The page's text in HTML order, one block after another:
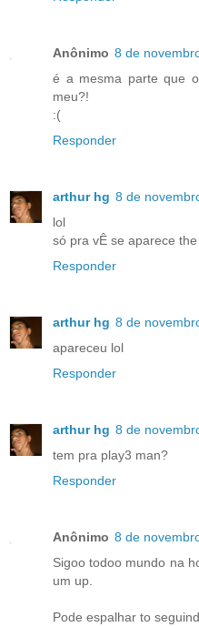
Anônimo 8 de
é a mesma parte que
meu?!
:(
Responder
arthur hg 8 de
lol
só pra vÊ se aparece
Responder
arthur hg 8 de
apareceu lol
Responder
arthur hg 8 de
tem pra play3 man?
Responder
Anônimo 8 de
Sigoo todoo mundo na
um up.
Pode espalhar to